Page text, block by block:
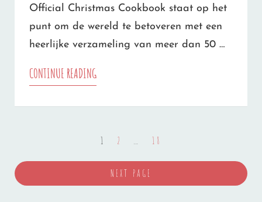
Official Christmas Cookbook staat op het
punt om de wereld te betoveren met een
heerlijke verzameling van meer dan 50 …
CONTINUE READINGKERST
DAN
OOIT
MET
PAGE
1 PAGE
2 PAGE
18
NEXT PAGE